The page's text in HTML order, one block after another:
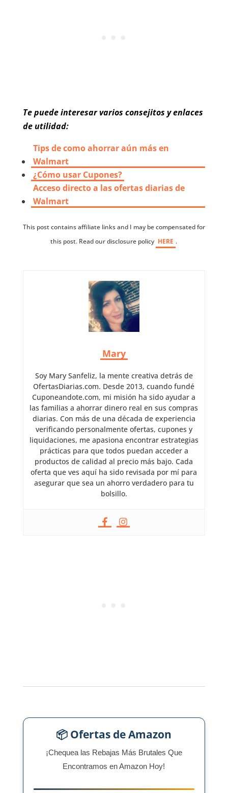
Te puede interesar varios consejitos y enlaces
de utilidad:
Tips de como ahorrar aún más en
Walmart
¿Cómo usar Cupones?
Acceso directo a las ofertas diarias de
Walmart
This post contains affiliate links and I may be compensated for
this post. Read our disclosure policy HERE .
Mary
Soy Mary Sanfeliz, la mente creativa detrás de
OfertasDiarias.com. Desde 2013, cuando fundé
Cuponeandote.com, mi misión ha sido ayudar a
las familias a ahorrar dinero real en sus compras
diarias. Con más de una década de experiencia
verificando personalmente ofertas, cupones y
liquidaciones, me apasiona encontrar estrategias
prácticas para que todos puedan acceder a
productos de calidad al precio más bajo. Cada
oferta que ves aquí ha sido revisada por mí para
asegurar que sea un ahorro verdadero para tu
bolsillo.
📦 Ofertas de Amazon
¡Chequea las Rebajas Más Brutales Que
Encontramos en Amazon Hoy!